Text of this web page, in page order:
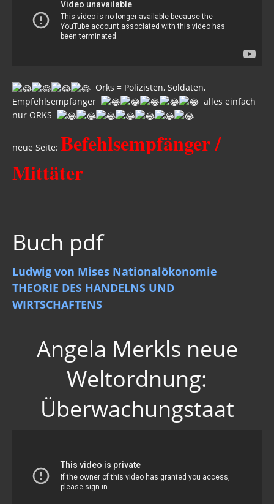
Orks = Polizisten, Soldaten,
Empfehlsempfänger
alles einfach
nur ORKS
neue Seite: Befehlsempfänger /
Mittäter
Buch pdf
Ludwig von Mises Nationalökonomie
THEORIE DES HANDELNS UND
WIRTSCHAFTENS
Angela Merkls neue
Weltordnung:
Überwachungstaat